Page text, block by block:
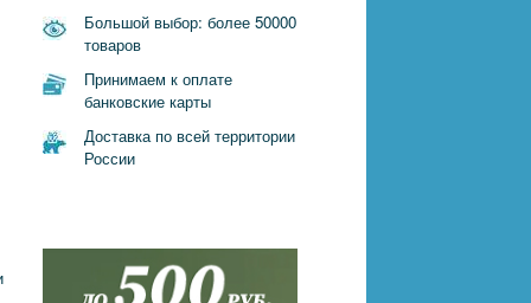
Большой выбор: более 50000
товаров
Принимаем к оплате
банковские карты
Доставка по всей территории
России